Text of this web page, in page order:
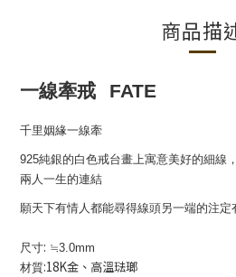
商品描
一線牽戒 FATE
千里姻緣一線牽
925純銀的白色戒台畫上寓意美好的細線
兩人一生的連結
願天下有情人都能尋得線頭另一端的注定
尺寸: ≒3.0mm
材質:18K金、高溫琺瑯